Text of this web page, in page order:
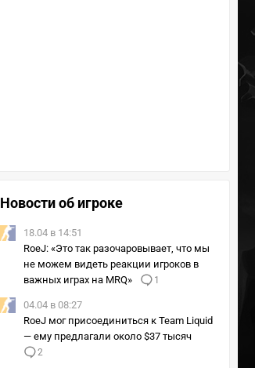
Новости об игроке
18.04 в 14:51
RoeJ: «Это так разочаровывает, что мы
не можем видеть реакции игроков в
важных играх на MRQ»
1
04.04 в 08:27
RoeJ мог присоединиться к Team Liquid
— ему предлагали около $37 тысяч
2